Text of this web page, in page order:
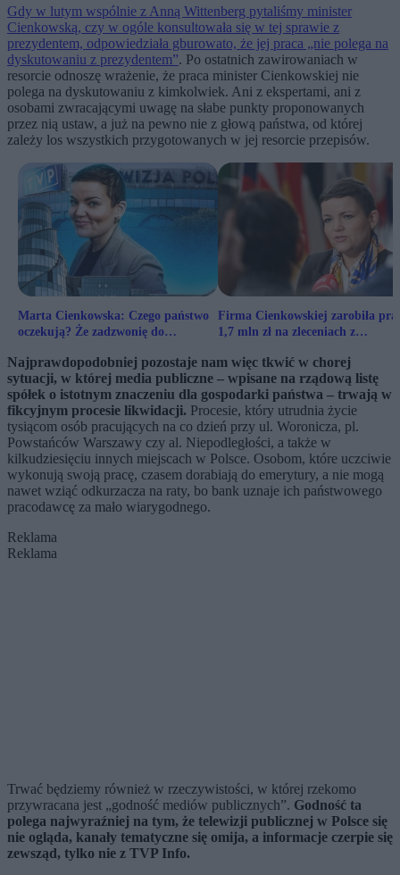
Gdy w lutym wspólnie z Anną Wittenberg pytaliśmy minister
Cienkowską, czy w ogóle konsultowała się w tej sprawie z
prezydentem, odpowiedziała gburowato, że jej praca „nie polega na
dyskutowaniu z prezydentem”. Po ostatnich zawirowaniach w
resorcie odnoszę wrażenie, że praca minister Cienkowskiej nie
polega na dyskutowaniu z kimkolwiek. Ani z ekspertami, ani z
osobami zwracającymi uwagę na słabe punkty proponowanych
przez nią ustaw, a już na pewno nie z głową państwa, od której
zależy los wszystkich przygotowanych w jej resorcie przepisów.
Marta Cienkowska: Czego państwo
oczekują? Że zadzwonię do
się nie podoba”?
Firma Cienkowskiej zarobiła
1,7 mln zł na zleceniach z
Najprawdopodobniej pozostaje nam więc tkwić w chorej
sytuacji, w której media publiczne – wpisane na rządową listę
spółek o istotnym znaczeniu dla gospodarki państwa – trwają w
fikcyjnym procesie likwidacji. Procesie, który utrudnia życie
tysiącom osób pracujących na co dzień przy ul. Woronicza, pl.
Powstańców Warszawy czy al. Niepodległości, a także w
kilkudziesięciu innych miejscach w Polsce. Osobom, które uczciwie
wykonują swoją pracę, czasem dorabiają do emerytury, a nie mogą
nawet wziąć odkurzacza na raty, bo bank uznaje ich państwowego
pracodawcę za mało wiarygodnego.
Reklama
Reklama
Trwać będziemy również w rzeczywistości, w której rzekomo
przywracana jest „godność mediów publicznych”. Godność ta
polega najwyraźniej na tym, że telewizji publicznej w Polsce się
nie ogląda, kanały tematyczne się omija, a informacje czerpie się
zewsząd, tylko nie z TVP Info.